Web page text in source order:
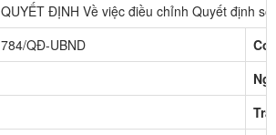
QUYẾT ĐỊNH Về việc điều chỉnh Quyết định
784/QĐ-UBND
Cơ